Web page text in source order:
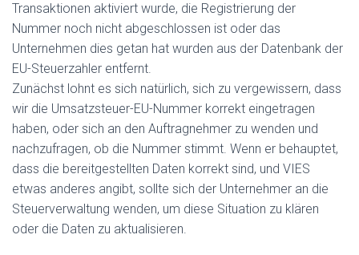
Transaktionen aktiviert wurde, die Registrierung der
Nummer noch nicht abgeschlossen ist oder das
Unternehmen dies getan hat wurden aus der Datenbank der
EU-Steuerzahler entfernt.
Zunächst lohnt es sich natürlich, sich zu vergewissern, dass
wir die Umsatzsteuer-EU-Nummer korrekt eingetragen
haben, oder sich an den Auftragnehmer zu wenden und
nachzufragen, ob die Nummer stimmt. Wenn er behauptet,
dass die bereitgestellten Daten korrekt sind, und VIES
etwas anderes angibt, sollte sich der Unternehmer an die
Steuerverwaltung wenden, um diese Situation zu klären
oder die Daten zu aktualisieren.